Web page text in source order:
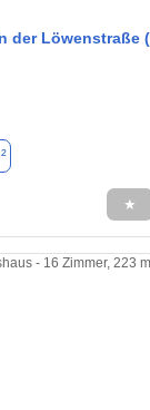
der Löwenstraße
★